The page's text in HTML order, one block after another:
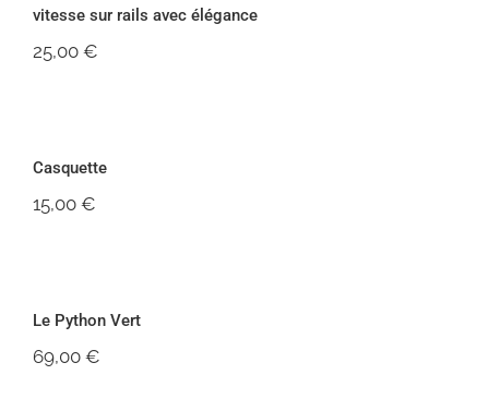
vitesse sur rails avec élégance
25,00 €
Casquette
15,00 €
Le Python Vert
69,00 €